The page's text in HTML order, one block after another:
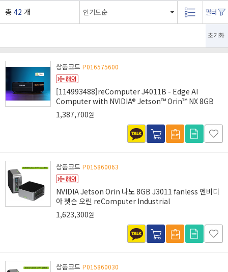
총 42 개
초기화
상품코드 P016575600
[114993488]reComputer J4011B - Edge AI
Computer with NVIDIA® Jetson™ Orin™ NX 8GB
1,387,700원
상품코드 P015860063
NVIDIA Jetson Orin 나노 8GB J3011 fanless 엔비디
아 젯슨 오린 reComputer Industrial
1,623,300원
상품코드 P015860030